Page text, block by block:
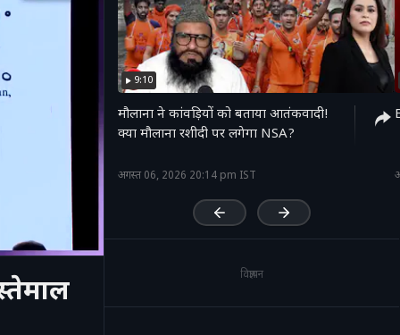
9:10
मौलाना ने कांवड़ियों को बताया आतंकवादी!
क्या मौलाना रशीदी पर लगेगा NSA?
अगस्त 06, 2026 20:14 pm IST
विज्ञापन